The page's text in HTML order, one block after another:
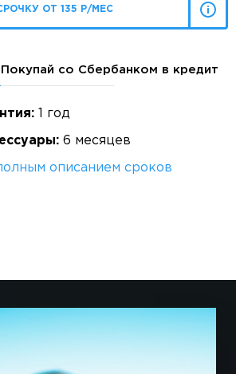
ОТ 135 Р/МЕС
Покупай со Сбербанком в кредит
1 год
6 месяцев
описанием сроков